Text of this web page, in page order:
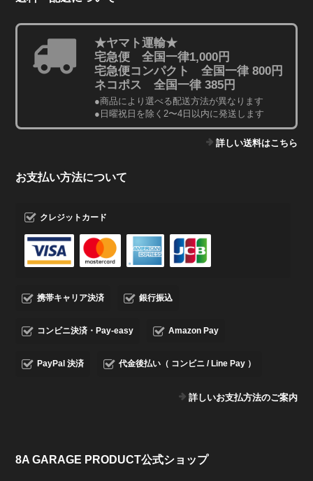
★ヤマト運輸★
宅急便 全国一律1,000円
宅急便コンパクト 全国一律 800円
ネコポス 全国一律 385円
●商品により選べる配送方法が異なります
●日曜祝日を除く2〜4日以内に発送します
詳しい送料はこちら
お支払い方法について
クレジットカード
携帯キャリア決済 銀行振込
コンビニ決済・Pay-easy Amazon Pay
PayPal 決済 代金後払い（ コンビニ / Line Pay ）
詳しいお支払方法のご案内
8A GARAGE PRODUCT公式ショップ